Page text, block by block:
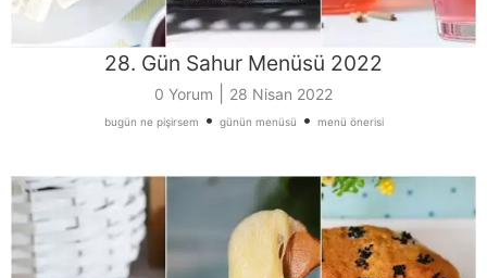
28. Gün Sahur Menüsü 2022
0 Yorum 28 Nisan 2022
bugün ne pişirsem • günün menüsü • menü önerisi